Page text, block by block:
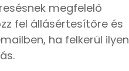
megfelelő
fel állásértesítőre és
ha felkerül ilyen